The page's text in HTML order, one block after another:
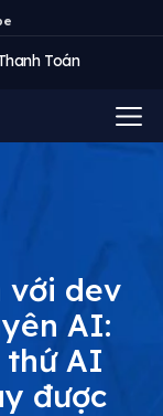
Toán
với dev
AI:
thứ AI
được